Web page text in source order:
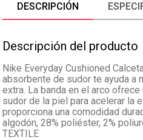
DESCRIPCIÓN
Descripción del producto
Nike Everyday Cushioned
absorbente de sudor te ayuda a
extra. La banda en el arco
sudor de la piel para acelerar la
proporciona una comodidad
algodón, 28% poliéster, 2%
TEXTILE